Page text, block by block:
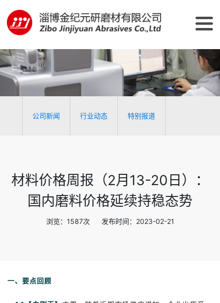
公司新闻 行业动态 特别报道
材料价格周报（2月13-20日）：
国内磨料价格延续持稳态势
浏览：1587次 发布时间：2023-02-21
一、要点回顾